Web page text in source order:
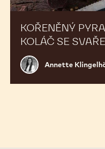
KOŘENĚNÝ
KOLÁČ SE
Annette
Klingelhöfer
Annette